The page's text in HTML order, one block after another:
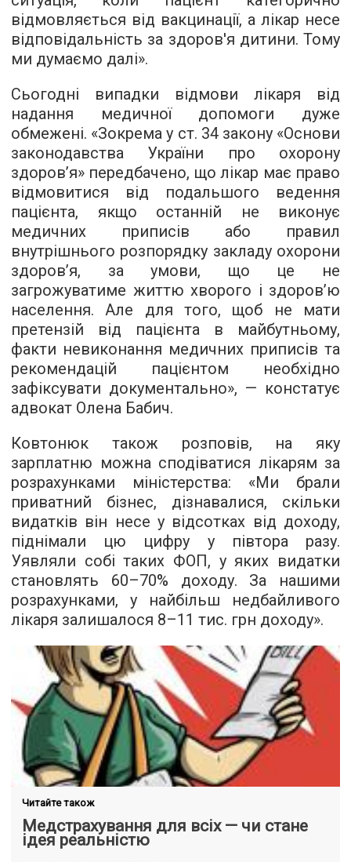
відмовляється від вакцинації, а лікар несе
відповідальність за здоров'я дитини. Тому
ми думаємо далі».
Сьогодні випадки відмови лікаря від
надання медичної допомоги дуже
обмежені. «Зокрема у ст. 34 закону «Основи
законодавства України про охорону
здоров’я» передбачено, що лікар має право
відмовитися від подальшого ведення
пацієнта, якщо останній не виконує
медичних приписів або правил
внутрішнього розпорядку закладу охорони
здоров’я, за умови, що це не
загрожуватиме життю хворого і здоров’ю
населення. Але для того, щоб не мати
претензій від пацієнта в майбутньому,
факти невиконання медичних приписів та
рекомендацій пацієнтом необхідно
зафіксувати документально», — констатує
адвокат Олена Бабич.
Ковтонюк також розповів, на яку
зарплатню можна сподіватися лікарям за
розрахунками міністерства: «Ми брали
приватний бізнес, дізнавалися, скільки
видатків він несе у відсотках від доходу,
піднімали цю цифру у півтора разу.
Уявляли собі таких ФОП, у яких видатки
становлять 60–70% доходу. За нашими
розрахунками, у найбільш недбайливого
лікаря залишалося 8–11 тис. грн доходу».
Читайте також
Медстрахування для всіх — чи стане
ідея реальністю